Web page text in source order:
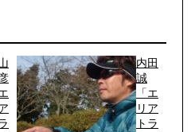
内田
誠
「エ
リア
トラ